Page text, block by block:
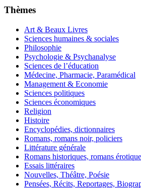
Thèmes
Art & Beaux Livres
Sciences humaines & sociales
Philosophie
Psychologie & Psychanalyse
Sciences de l’éducation
Médecine, Pharmacie, Paramédical
Management & Economie
Sciences politiques
Sciences économiques
Religion
Histoire
Encyclopédies, dictionnaires
Romans, romans noir, policiers
Littérature générale
Romans historiques, romans
Essais littéraires
Nouvelles, Théâtre, Poésie
Pensées, Récits, Reportages,